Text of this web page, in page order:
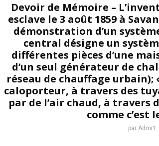
Devoir de Mémoire –
esclave le 3 août 1859 à
démonstration d’un
central désigne un
différentes pièces d’une
d’un seul générateur de
réseau de chauffage
caloporteur, à travers des
par de l’air chaud, à travers
comme c’est
par Admi1